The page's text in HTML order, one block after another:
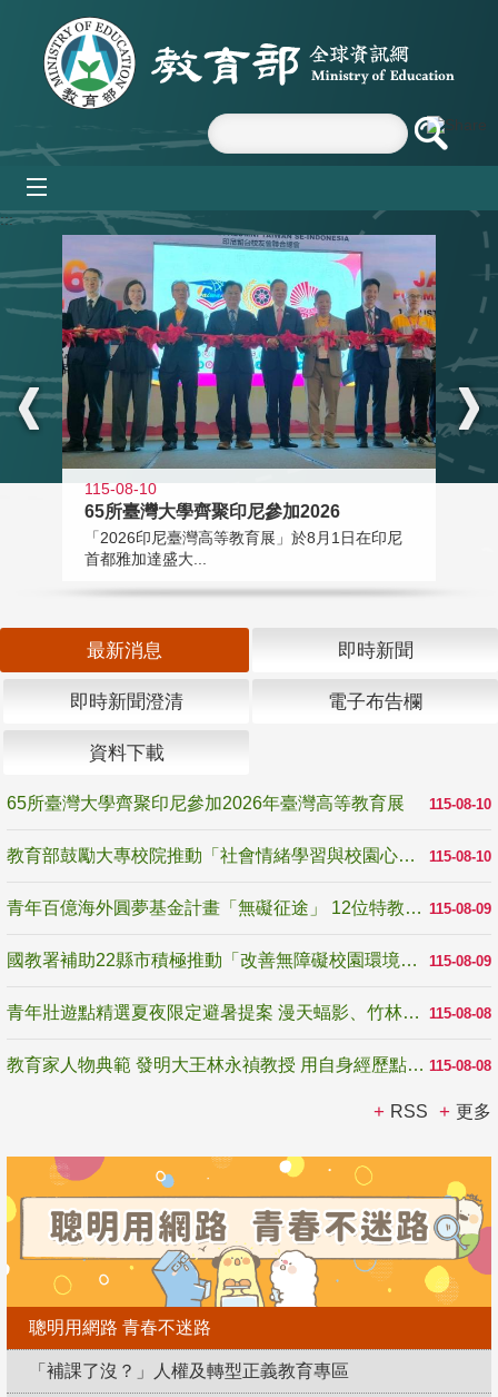
跳到主要內容區塊
:::
115-08-10
65所臺灣大學齊聚印尼參加2026
「2026印尼臺灣高等教育展」於8月1日在印尼
首都雅加達盛大...
最新消息 即時新聞
即時新聞澄清 電子布告欄
資料下載
115-08-10
65所臺灣大學齊聚印尼參加2026年臺灣高等教育展
115-08-10
教育部鼓勵大專校院推動「社會情緒學習與校園心理健康促進計畫」 培育校園「心」韌性
115-08-09
青年百億海外圓夢基金計畫「無礙征途」 12位特教與弱勢青年勇闖西班牙 跨越感官限制見證生命蛻變
115-08-09
國教署補助22縣市積極推動「改善無障礙校園環境計畫」 打造友善、安全、無礙學習空間
115-08-08
青年壯遊點精選夏夜限定避暑提案 漫天蝠影、竹林尋蛙、茶香夜觀 邀青年暮色出發
115-08-08
教育家人物典範 發明大王林永禎教授 用自身經歷點亮學生的路
RSS 更多
聰明用網路 青春不迷路
「補課了沒？」人權及轉型正義教育專區